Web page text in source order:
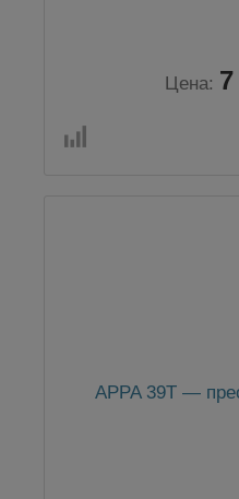
Цена:
APPA 39T —